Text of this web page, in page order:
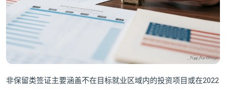
非保留类签证主要涵盖不在目标就业区域内的投资项目或在2022